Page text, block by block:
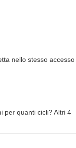
nello stesso accesso
per quanti cicli? Altri 4